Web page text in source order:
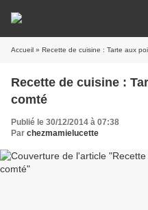
Accueil » Recette de cuisine : Tarte aux
Recette de cuisine :
comté
Publié le 30/12/2014 à 07:38
Par chezmamielucette